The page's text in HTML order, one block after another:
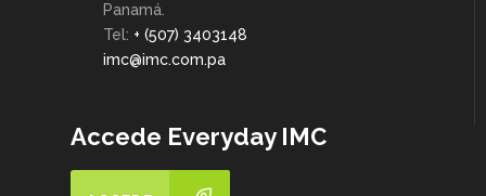
Panamá.
Tel: + (507) 3403148
imc@imc.com.pa
Accede Everyday IMC